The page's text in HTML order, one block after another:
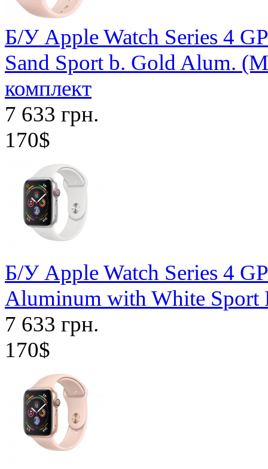
Б/У Apple Watch Series 4
Sand Sport b. Gold Alum.
комплект
7 633 грн.
170$
Б/У Apple Watch Series 4
Aluminum with White Sport
7 633 грн.
170$